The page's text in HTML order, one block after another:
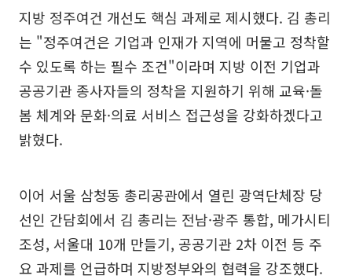
지방 정주여건 개선도 핵심 과제로 제시했다. 김 총리
는 "정주여건은 기업과 인재가 지역에 머물고 정착할
수 있도록 하는 필수 조건"이라며 지방 이전 기업과
공공기관 종사자들의 정착을 지원하기 위해 교육·돌
봄 체계와 문화·의료 서비스 접근성을 강화하겠다고
밝혔다.
이어 서울 삼청동 총리공관에서 열린 광역단체장 당
선인 간담회에서 김 총리는 전남·광주 통합, 메가시티
조성, 서울대 10개 만들기, 공공기관 2차 이전 등 주
요 과제를 언급하며 지방정부와의 협력을 강조했다.